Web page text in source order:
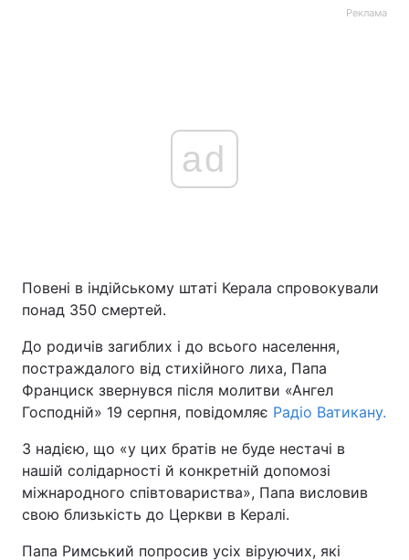
Реклама
ad
Повені в індійському штаті Керала спровокували
понад 350 смертей.
До родичів загиблих і до всього населення,
постраждалого від стихійного лиха, Папа
Франциск звернувся після молитви «Ангел
Господній» 19 серпня, повідомляє Радіо Ватикану.
З надією, що «у цих братів не буде нестачі в
нашій солідарності й конкретній допомозі
міжнародного співтовариства», Папа висловив
свою близькість до Церкви в Кералі.
Папа Римський попросив усіх віруючих, які